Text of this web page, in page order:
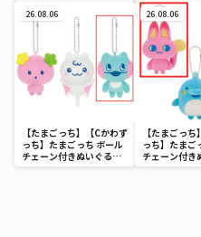
26.08.06
【たまごっち】【Cかわず
っち】たまごっち ボール
チェーン付きぬいぐるみ
～Tamagotchi
26.08.06
【たまごっ
っち】たまご
チェーン付き
～